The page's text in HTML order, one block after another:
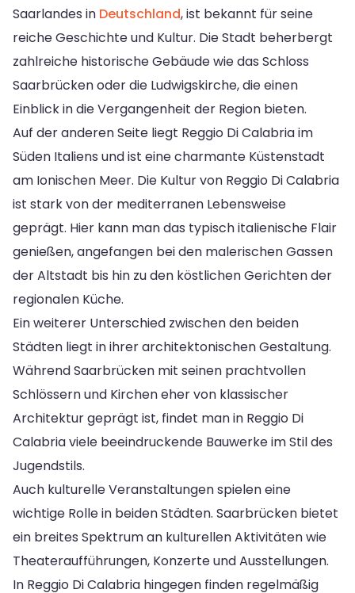
Saarlandes in Deutschland, ist bekannt für seine
reiche Geschichte und Kultur. Die Stadt beherbergt
zahlreiche historische Gebäude wie das Schloss
Saarbrücken oder die Ludwigskirche, die einen
Einblick in die Vergangenheit der Region bieten.
Auf der anderen Seite liegt Reggio Di Calabria im
Süden Italiens und ist eine charmante Küstenstadt
am Ionischen Meer. Die Kultur von Reggio Di Calabria
ist stark von der mediterranen Lebensweise
geprägt. Hier kann man das typisch italienische Flair
genießen, angefangen bei den malerischen Gassen
der Altstadt bis hin zu den köstlichen Gerichten der
regionalen Küche.
Ein weiterer Unterschied zwischen den beiden
Städten liegt in ihrer architektonischen Gestaltung.
Während Saarbrücken mit seinen prachtvollen
Schlössern und Kirchen eher von klassischer
Architektur geprägt ist, findet man in Reggio Di
Calabria viele beeindruckende Bauwerke im Stil des
Jugendstils.
Auch kulturelle Veranstaltungen spielen eine
wichtige Rolle in beiden Städten. Saarbrücken bietet
ein breites Spektrum an kulturellen Aktivitäten wie
Theateraufführungen, Konzerte und Ausstellungen.
In Reggio Di Calabria hingegen finden regelmäßig